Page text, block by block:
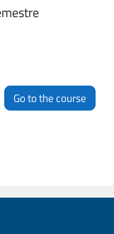
Go to the course